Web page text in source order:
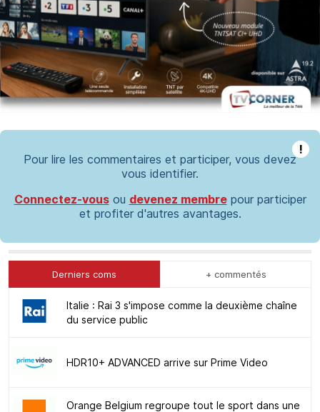
!
Pour lire les commentaires et participer, vous devez
vous identifier.
Connectez-vousou devenez membrepour participer
et profiter d'autres avantages.
Derniers coms + commentés
Italie : Rai 3 s'impose comme la deuxième chaîne
du service public
HDR10+ ADVANCED arrive sur Prime Video
Orange Belgium regroupe tout le sport dans une